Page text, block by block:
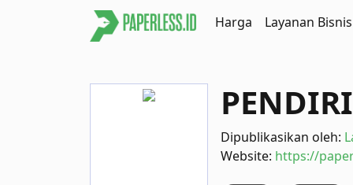
Harga Layanan Bisnis
Dipublikasikan oleh:
Website: https://